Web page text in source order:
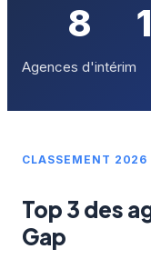
8
Agences d'intérim
CLASSEMENT 2026
Top 3 des
Gap